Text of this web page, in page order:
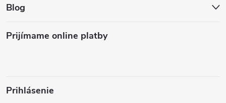
Blog
Prijímame online platby
Prihlásenie